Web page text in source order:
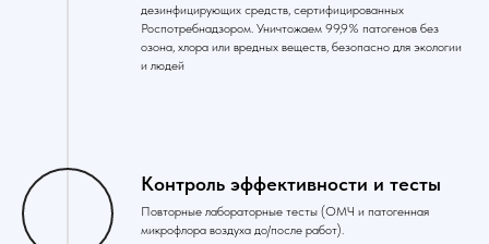
дезинфицирующих средств, сертифицированных
Роспотребнадзором. Уничтожаем 99,9% патогенов без
озона, хлора или вредных веществ, безопасно для экологии
и людей
Контроль эффективности и тесты
Повторные лабораторные тесты (ОМЧ и патогенная
микрофлора воздуха до/после работ).